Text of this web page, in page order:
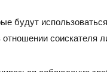
410005,
оф. 617а
будут
отношении соискателя